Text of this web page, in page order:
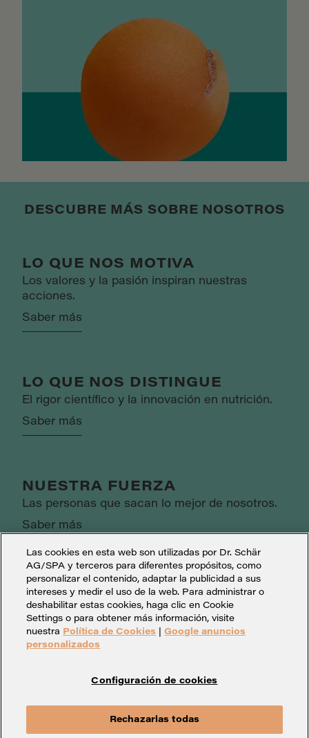
DESCUBRE MÁS SOBRE NOSOTROS
LO QUE NOS MOTIVA
Los valores y la pasión inspiran nuestras
acciones.
Saber más
LO QUE NOS DISTINGUE
El rigor científico y la innovación en nutrición.
Saber más
NUESTRA FUERZA
Las personas que sacan lo mejor de nosotros.
Saber más
Configuración de cookies
Política de protección
Contacto
Las cookies en esta web son utilizadas por Dr. Schär
AG/SPA y terceros para diferentes propósitos, como
personalizar el contenido, adaptar la publicidad a sus
intereses y medir el uso de la web. Para administrar o
deshabilitar estas cookies, haga clic en Cookie
Settings o para obtener más información, visite
nuestra
Política de Cookies |Google anuncios
personalizados
Configuración de cookies
Rechazarlas todas